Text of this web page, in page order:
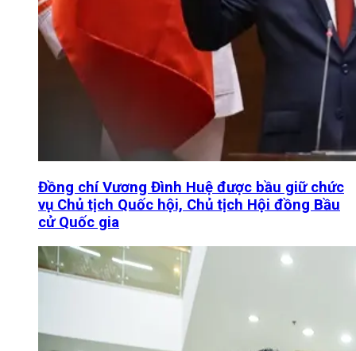
Đồng chí Vương Đình Huệ được bầu giữ chức
vụ Chủ tịch Quốc hội, Chủ tịch Hội đồng Bầu
cử Quốc gia